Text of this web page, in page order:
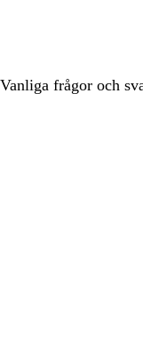
Vanliga frågor och